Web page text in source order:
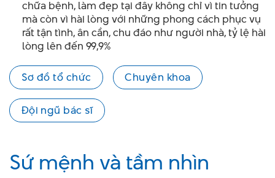
chữa bệnh, làm đẹp tại đây không chỉ vì tin tưởng
mà còn vì hài lòng với những phong cách phục vụ
rất tận tình, ân cần, chu đáo như người nhà, tỷ lệ hài
lòng lên đến 99,9%
Sơ đồ tổ chức Chuyên khoa
Đội ngũ bác sĩ
Sứ mệnh và tầm nhìn